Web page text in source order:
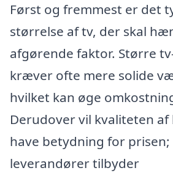
Først og fremmest er det
størrelse af tv, der skal
afgørende faktor. Større
kræver ofte mere solide
hvilket kan øge
Derudover vil kvaliteten af
have betydning for prisen;
leverandører tilbyder